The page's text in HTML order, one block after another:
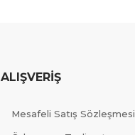
ALIŞVERİŞ
Mesafeli Satış Sözleşmesi